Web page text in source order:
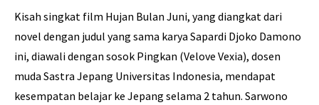
Kisah singkat film Hujan Bulan Juni, yang diangkat dari
novel dengan judul yang sama karya Sapardi Djoko Damono
ini, diawali dengan sosok Pingkan (Velove Vexia), dosen
muda Sastra Jepang Universitas Indonesia, mendapat
kesempatan belajar ke Jepang selama 2 tahun. Sarwono